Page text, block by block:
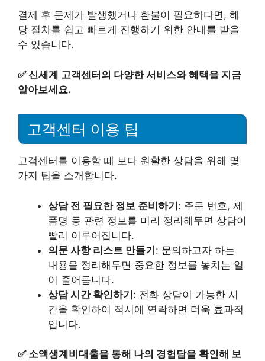
결제 후 문제가 발생했거나 환불이 필요하다면, 해
당 절차를 쉽고 빠르게 진행하기 위한 안내를 받을
수 있습니다.
✅신세계 고객센터의 다양한 서비스와 혜택을 지금
알아보세요.
고객센터 이용 팁
고객센터를 이용할 때 보다 원활한 상담을 위해 몇
가지 팁을 소개합니다.
상담 전 필요한 정보 준비하기: 주문 번호, 제
품명 등 관련 정보를 미리 정리해두면 상담이
빨리 이루어집니다.
의문 사항 리스트 만들기: 문의하고자 하는
내용을 정리해두면 중요한 정보를 놓치는 일
이 줄어듭니다.
상담 시간 확인하기: 전화 상담이 가능한 시
간을 확인하여 적시에 연락하면 더욱 효과적
입니다.
✅ 소액생계비대출을 통해 나의 경험담을 확인해 보